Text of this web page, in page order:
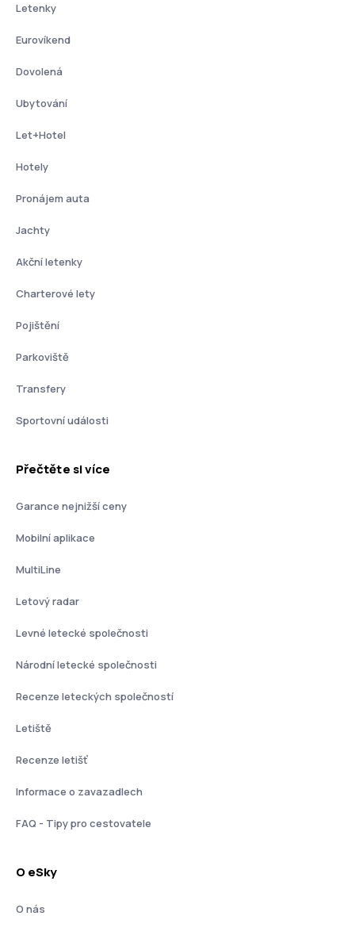
Letenky
Eurovíkend
Dovolená
Ubytování
Let+Hotel
Hotely
Pronájem auta
Jachty
Akční letenky
Charterové lety
Pojištění
Parkoviště
Transfery
Sportovní události
Přečtěte si více
Garance nejnižší ceny
Mobilní aplikace
MultiLine
Letový radar
Levné letecké společnosti
Národní letecké společnosti
Recenze leteckých společností
Letiště
Recenze letišť
Informace o zavazadlech
FAQ - Tipy pro cestovatele
O eSky
O nás